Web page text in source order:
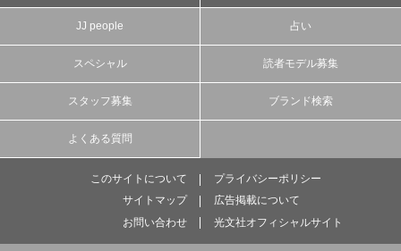
JJ people 占い
スペシャル 読者モデル募集
スタッフ募集 ブランド検索
よくある質問
このサイトについて
プライバシーポリシー
サイトマップ
広告掲載について
お問い合わせ
光文社オフィシャルサイト